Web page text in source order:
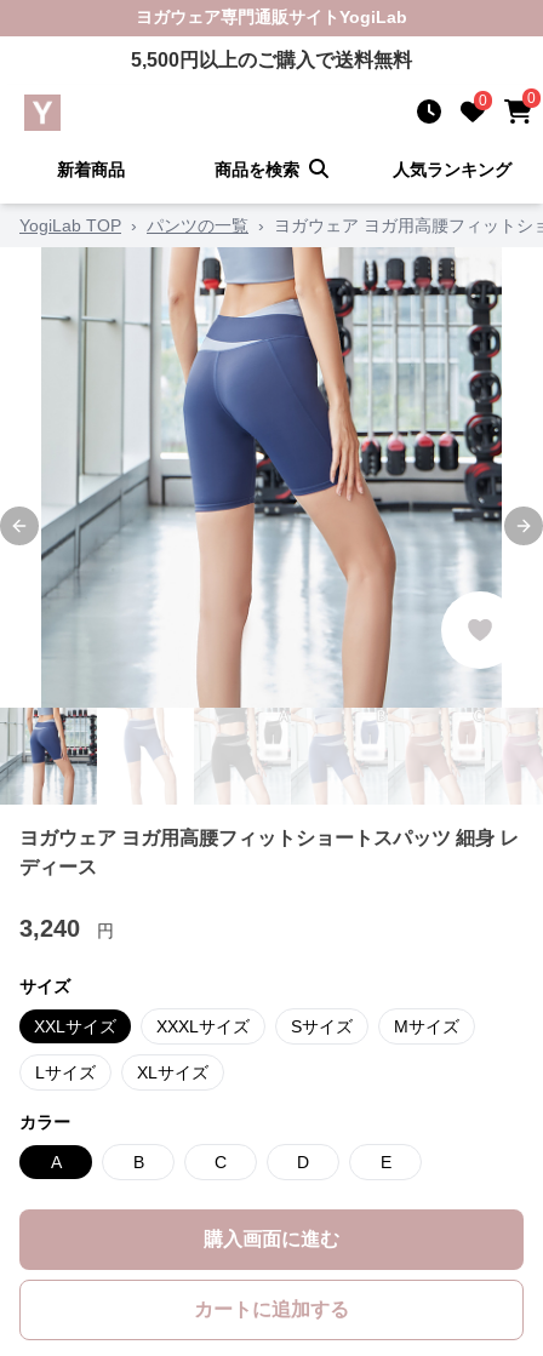
ヨガウェア専門通販サイトYogiLab
5,500円以上のご購入で送料無料
0 0
新着商品 商品を検索 人気ランキング
YogiLab TOP › パンツの一覧 › ヨガウェア ヨガ用高腰フィット
Previous slide
ヨガウェア ヨガ用高腰フィットショートスパッツ 細身 レ
ディース
3,240 円
サイズ
XXLサイズ XXXLサイズ Sサイズ Mサイズ
Lサイズ XLサイズ
カラー
A B C D E
購入画面に進む
カートに追加する